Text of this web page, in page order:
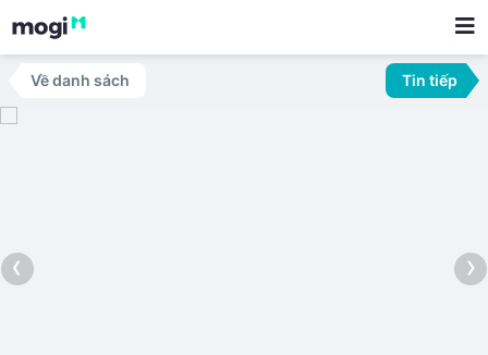
Về danh sách Tin tiếp
‹ ›